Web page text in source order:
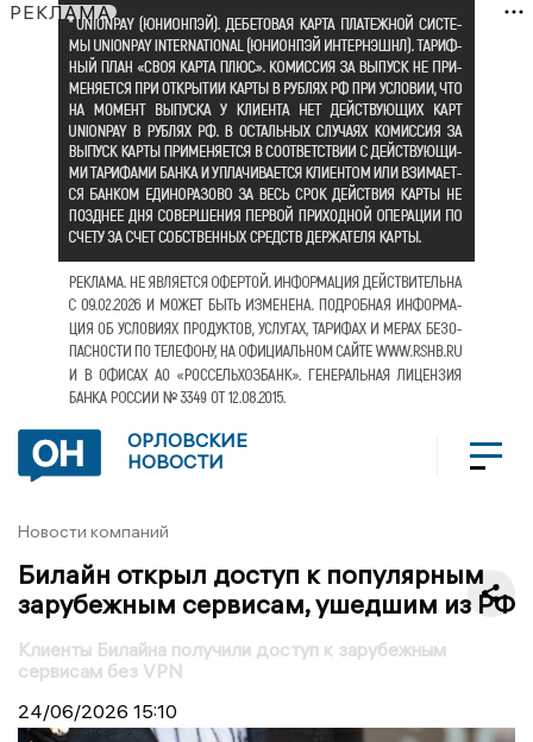
РЕКЛАМА
ОРЛОВСКИЕ
НОВОСТИ
Новости компаний
Билайн открыл доступ к популярным
зарубежным сервисам, ушедшим из РФ
Клиенты Билайна получили доступ к зарубежным
сервисам без VPN
24/06/2026 15:10